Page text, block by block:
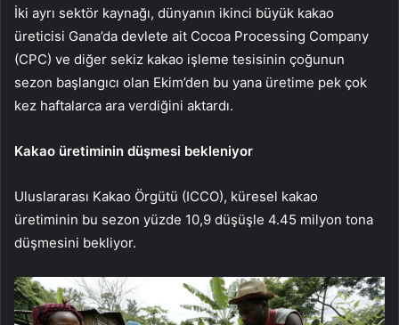
İki ayrı sektör kaynağı, dünyanın ikinci büyük kakao
üreticisi Gana’da devlete ait Cocoa Processing Company
(CPC) ve diğer sekiz kakao işleme tesisinin çoğunun
sezon başlangıcı olan Ekim’den bu yana üretime pek çok
kez haftalarca ara verdiğini aktardı.
Kakao üretiminin düşmesi bekleniyor
Uluslararası Kakao Örgütü (ICCO), küresel kakao
üretiminin bu sezon yüzde 10,9 düşüşle 4.45 milyon tona
düşmesini bekliyor.